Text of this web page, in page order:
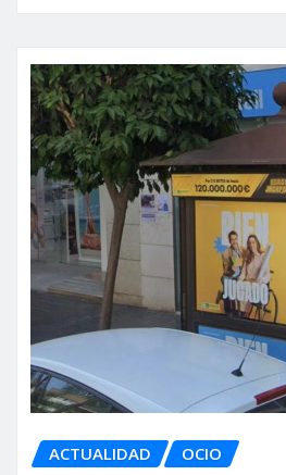
ACTUALIDAD OCIO